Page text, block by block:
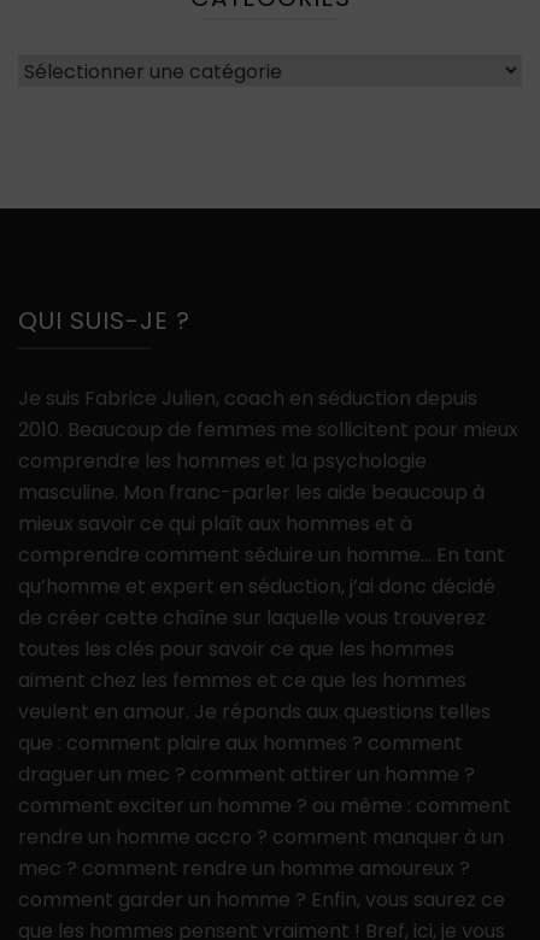
Catégories
QUI SUIS-JE ?
Je suis Fabrice Julien, coach en séduction depuis
2010. Beaucoup de femmes me sollicitent pour mieux
comprendre les hommes et la psychologie
masculine. Mon franc-parler les aide beaucoup à
mieux savoir ce qui plaît aux hommes et à
comprendre comment séduire un homme… En tant
qu’homme et expert en séduction, j’ai donc décidé
de créer cette chaîne sur laquelle vous trouverez
toutes les clés pour savoir ce que les hommes
aiment chez les femmes et ce que les hommes
veulent en amour. Je réponds aux questions telles
que : comment plaire aux hommes ? comment
draguer un mec ? comment attirer un homme ?
comment exciter un homme ? ou même : comment
rendre un homme accro ? comment manquer à un
mec ? comment rendre un homme amoureux ?
comment garder un homme ? Enfin, vous saurez ce
que les hommes pensent vraiment ! Bref, ici, je vous